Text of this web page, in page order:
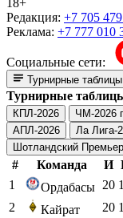
18+
Редакция: +7 705
Реклама: +7 777 010
Социальные сети:
Турнирные таблицы
Турнирные
КПЛ-2026
ЧМ-2026
АПЛ-2026
Ла Лига-
Шотландский
# Команда И
1
Ордабасы 20
2
Кайрат 20